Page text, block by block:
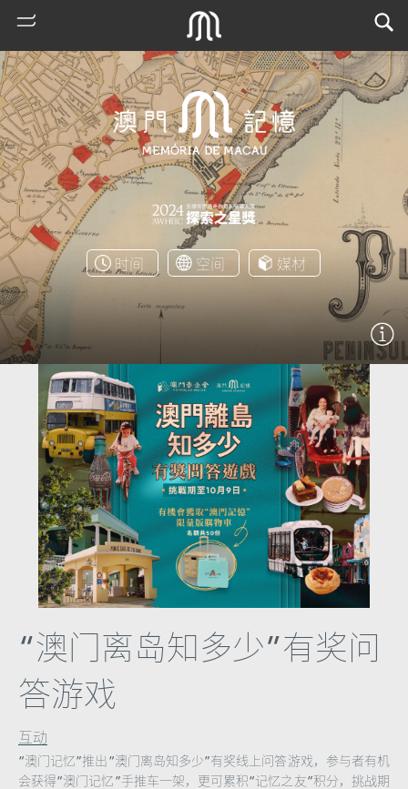
热
门
搜
索
街
市
时间 空间 媒材
“澳门离岛知多少”有奖问
答游戏
互动
“澳门记忆”推出“澳门离岛知多少”有奖线上问答游戏，参与者有机
会获得“澳门记忆”手推车一架，更可累积“记忆之友”积分，挑战期